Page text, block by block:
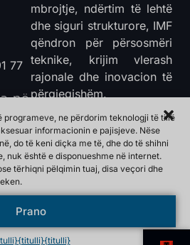
programeve, ne përdorim teknologji të tillë
informacionin e pajisjeve. Nëse
do të keni diçka me të, dhe do të shihni
nuk është e disponueshme në internet.
tërhiqni pëlqimin tuaj, disa veçori dhe
Prano
{titulli}{titulli}
77
në
-
e
mbrojtje, ndërtim të lehtë
dhe siguri strukturore, IMF
qëndron për përsosmëri
teknike, krijim vlerash
rajonale dhe inovacion të
përgjegjshëm.
Tek opsionet e
kontaktit
AG |
dhënave